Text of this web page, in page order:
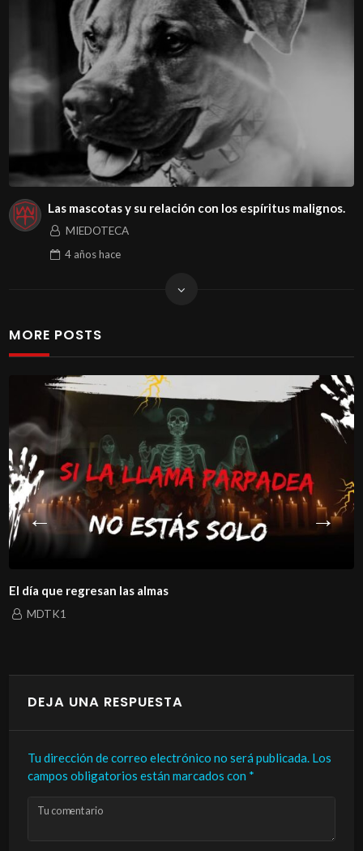
Las mascotas y su relación con los espíritus malignos.
MIEDOTECA
4 añoshace
MORE POSTS
El día que regresan las almas
MDTK1
DEJA UNA RESPUESTA
Tu dirección de correo electrónico no será publicada. Los
campos obligatorios están marcados con *
Tu comentario